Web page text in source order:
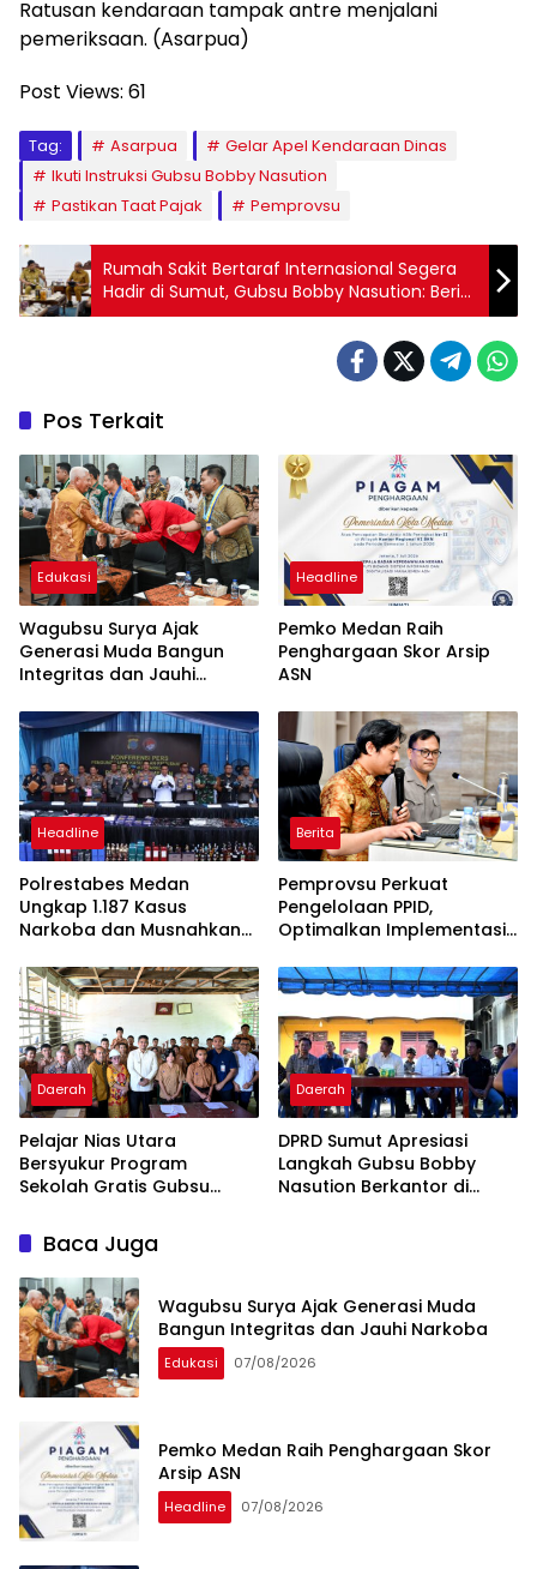
Ratusan kendaraan tampak antre menjalani
pemeriksaan. (Asarpua)
Post Views: 61
Tag: Asarpua
Gelar Apel Kendaraan Dinas
Ikuti Instruksi Gubsu Bobby Nasution
Pastikan Taat Pajak
Pemprovsu
Rumah Sakit Bertaraf Internasional Segera
Hadir di Sumut, Gubsu Bobby Nasution: Beri
Pelayanan Maksimal ke Masyarakat
Pos Terkait
Edukasi
Wagubsu Surya Ajak
Generasi Muda Bangun
Integritas dan Jauhi
Headline
Pemko Medan Raih
Penghargaan Skor Arsip
ASN
Headline
Polrestabes Medan
Ungkap 1.187 Kasus
Narkoba dan Musnahkan
Bukti
Berita
Pemprovsu Perkuat
Pengelolaan PPID,
Optimalkan Implementasi
Tahun 2026
Daerah
Pelajar Nias Utara
Bersyukur Program
Sekolah Gratis Gubsu
Beban Orang Tua
Daerah
DPRD Sumut Apresiasi
Langkah Gubsu Bobby
Nasution Berkantor di
Baca Juga
Wagubsu Surya Ajak Generasi Muda
Bangun Integritas dan Jauhi Narkoba
Edukasi 07/08/2026
Pemko Medan Raih Penghargaan Skor
Arsip ASN
Headline 07/08/2026